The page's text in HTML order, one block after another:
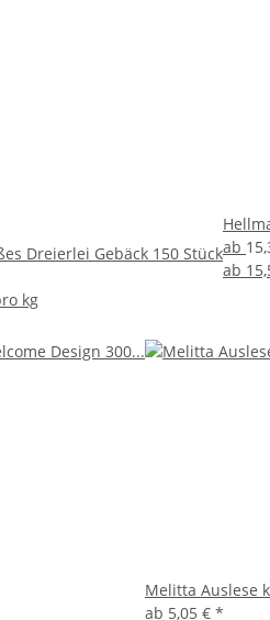
Dreierlei Gebäck 150 Stück
kg
ab
ab
Melitta Auslese
ab 5,05 € *